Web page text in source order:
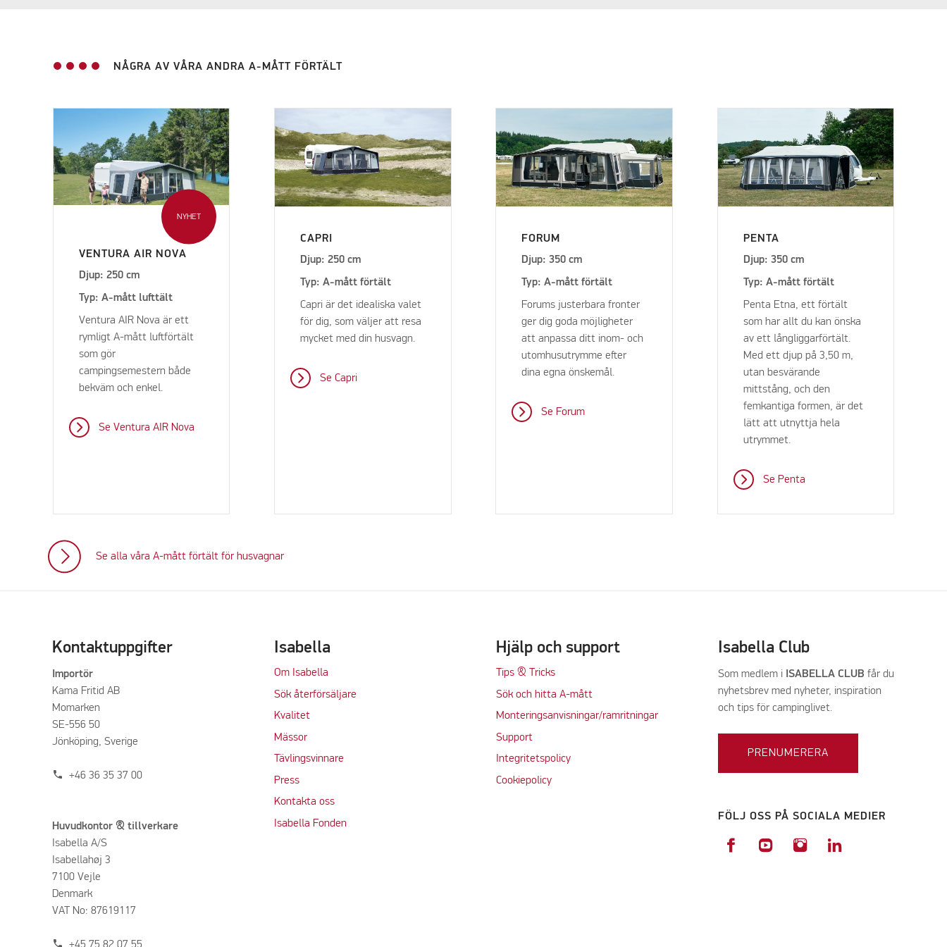
NÅGRA AV VÅRA ANDRA A-MÅTT FÖRTÄLT
NYHET
VENTURA AIR NOVA
Djup: 250 cm
Typ: A-mått lufttält
Ventura AIR Nova är ett
rymligt A-mått luftförtält
som gör
campingsemestern både
bekväm och enkel.
Se Ventura AIR Nova
CAPRI
Djup: 250 cm
Typ: A-mått förtält
Capri är det idealiska valet
för dig, som väljer att resa
mycket med din husvagn.
Se Capri
FORUM
Djup: 350 cm
Typ: A-mått förtält
Forums justerbara fronter
ger dig goda möjligheter
att anpassa ditt inom- och
utomhusutrymme efter
dina egna önskemål.
Se Forum
PENTA
Djup: 350 cm
Typ: A-mått förtält
Penta Etna, ett förtält
som har allt du kan önska
av ett långliggarförtält.
Med ett djup på 3,50 m,
utan besvärande
mittstång, och den
femkantiga formen, är det
lätt att utnyttja hela
utrymmet.
Se Penta
Se alla våra A-mått förtält för husvagnar
Kontaktuppgifter
Importör
Kama Fritid AB
Momarken
SE-556 50
Jönköping, Sverige
phone +46 36 35 37 00
Huvudkontor & tillverkare
Isabella A/S
Isabellahøj 3
7100 Vejle
Denmark
VAT No: 87619117
phone
Isabella
Om Isabella
Sök återförsäljare
Kvalitet
Mässor
Tävlingsvinnare
Press
Kontakta oss
Isabella Fonden
Hjälp och support
Tips & Tricks
Sök och hitta A-mått
Monteringsanvisningar/ramritningar
Support
Integritetspolicy
Cookiepolicy
Isabella Club
Som medlem i ISABELLA CLUB får du
nyhetsbrev med nyheter, inspiration
och tips för campinglivet.
PRENUMERERA
FÖLJ OSS PÅ SOCIALA MEDIER